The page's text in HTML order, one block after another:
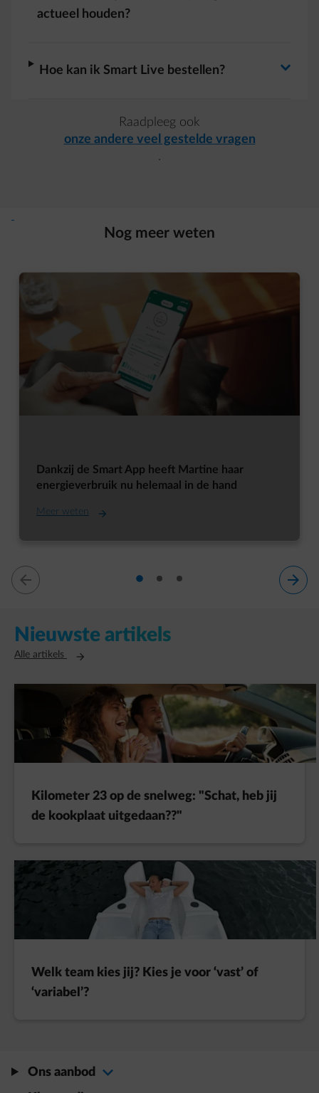
actueel houden?
Hoe kan ik Smart Live bestellen? arrow-right
Raadpleeg ook
onze andere veel gestelde vragen
.
Nog meer weten
Dankzij de Smart App heeft Martine haar
energieverbruik nu helemaal in de hand
Meer weten
dia 1
dia 1 van 3
Nieuwste artikels
Alle artikels Opent in een nieuw tabblad
Kilometer 23 op de snelweg: "Schat, heb jij
de kookplaat uitgedaan??"
Welk team kies jij? Kies je voor ‘vast’ of
‘variabel’?
Ons aanbod